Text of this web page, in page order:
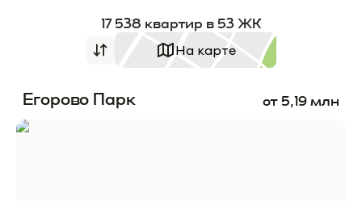
17 538 квартир в 53ЖК
На карте
Егорово Парк от 5,19 млн